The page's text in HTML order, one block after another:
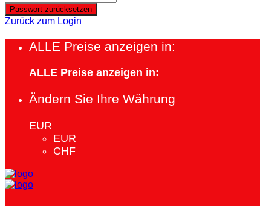
Passwort zurücksetzen
Zurück zum Login
ALLE Preise anzeigen in:
ALLE Preise anzeigen in:
Ändern Sie Ihre Währung
EUR
EUR
CHF